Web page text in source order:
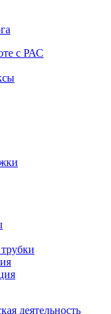
с РАС
деятельность